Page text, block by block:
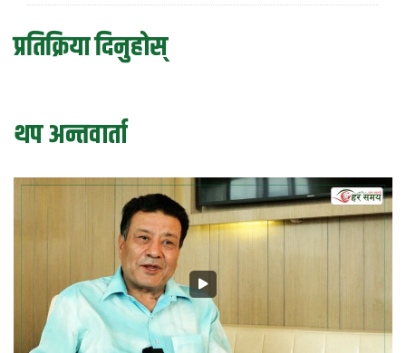
प्रतिक्रिया दिनुहोस्
थप अन्तवार्ता